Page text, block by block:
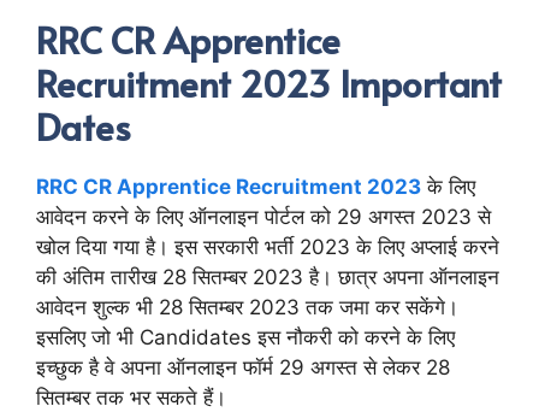
RRC CR Apprentice
Recruitment 2023 Important
Dates
RRC CR Apprentice Recruitment 2023 के लिए
आवेदन करने के लिए ऑनलाइन पोर्टल को 29 अगस्त 2023 से
खोल दिया गया है। इस सरकारी भर्ती 2023 के लिए अप्लाई करने
की अंतिम तारीख 28 सितम्बर 2023 है। छात्र अपना ऑनलाइन
आवेदन शुल्क भी 28 सितम्बर 2023 तक जमा कर सकेंगे।
इसलिए जो भी Candidates इस नौकरी को करने के लिए
इच्छुक है वे अपना ऑनलाइन फॉर्म 29 अगस्त से लेकर 28
सितम्बर तक भर सकते हैं।